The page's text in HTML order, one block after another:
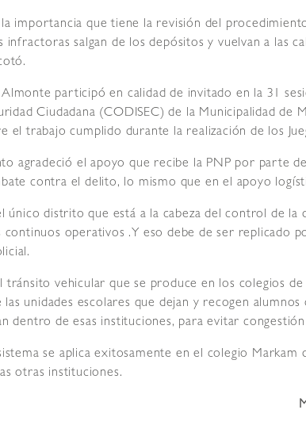
la importancia que tiene la revisión del
infractoras salgan de los depósitos y vuelvan a las
Almonte participó en calidad de invitado en la 31
Ciudadana (CODISEC) de la Municipalidad de
el trabajo cumplido durante la realización de los
agradeció el apoyo que recibe la PNP por parte
contra el delito, lo mismo que en el apoyo
único distrito que está a la cabeza del control de la
continuos operativos .Y eso debe de ser replicado
tránsito vehicular que se produce en los colegios
unidades escolares que dejan y recogen alumnos
dentro de esas instituciones, para evitar
se aplica exitosamente en el colegio Markam
otras instituciones.